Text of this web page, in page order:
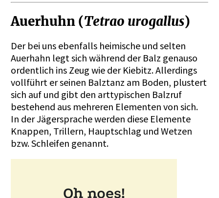
Auerhuhn (Tetrao urogallus)
Der bei uns ebenfalls heimische und selten
Auerhahn legt sich während der Balz genauso
ordentlich ins Zeug wie der Kiebitz. Allerdings
vollführt er seinen Balztanz am Boden, plustert
sich auf und gibt den arttypischen Balzruf
bestehend aus mehreren Elementen von sich.
In der Jägersprache werden diese Elemente
Knappen, Trillern, Hauptschlag und Wetzen
bzw. Schleifen genannt.